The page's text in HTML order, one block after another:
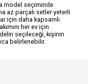
model seçiminde
az parçalı setler yeterli
için daha kapsamlı
her ev için
seçileceği, kişinin
belirlenebilir.